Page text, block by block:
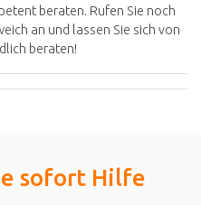
beraten. Rufen Sie noch
an und lassen Sie sich von
beraten!
sofort Hilfe